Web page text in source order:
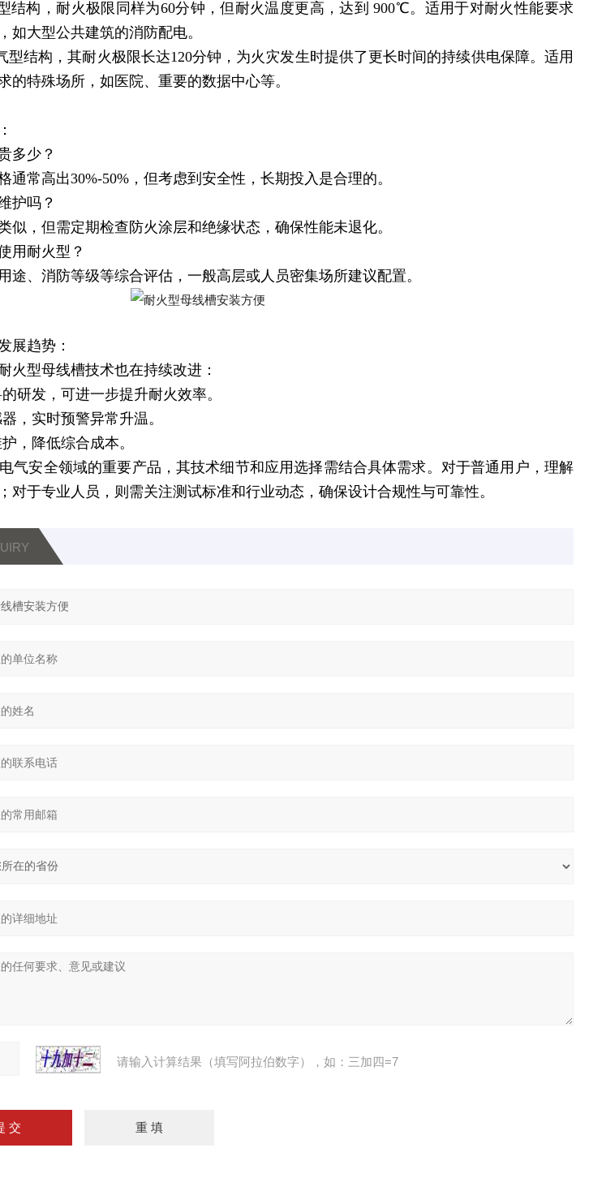
结构，耐火极限同样为60分钟，但耐火温度更高，达到 900℃。适用于对耐火性能要求
如大型公共建筑的消防配电。
型结构，其耐火极限长达120分钟，为火灾发生时提供了更长时间的持续供电保障。适用
的特殊场所，如医院、重要的数据中心等。
多少？
通常高出30%-50%，但考虑到安全性，长期投入是合理的。
护吗？
似，但需定期检查防火涂层和绝缘状态，确保性能未退化。
用耐火型？
途、消防等级等综合评估，一般高层或人员密集场所建议配置。
展趋势：
火型母线槽技术也在持续改进：
研发，可进一步提升耐火效率。
，实时预警异常升温。
，降低综合成本。
气安全领域的重要产品，其技术细节和应用选择需结合具体需求。对于普通用户，理解
对于专业人员，则需关注测试标准和行业动态，确保设计合规性与可靠性。
请输入计算结果（填写阿拉伯数字），如：三加四=7